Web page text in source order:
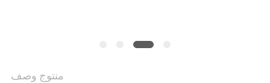
منتوج وصف